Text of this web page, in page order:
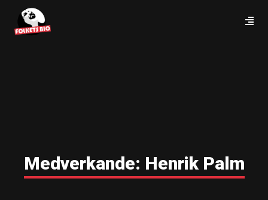
Medverkande: Henrik Palm